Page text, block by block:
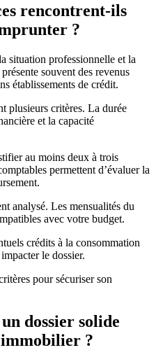
rencontrent-ils
?
situation professionnelle et la
souvent des revenus
établissements de crédit.
plusieurs critères. La durée
et la capacité
au moins deux à trois
permettent d’évaluer la
analysé. Les mensualités du
avec votre budget.
crédits à la consommation
le dossier.
pour sécuriser son
dossier solide
?